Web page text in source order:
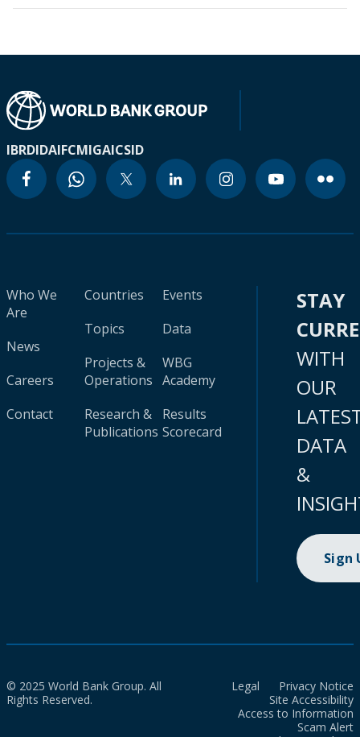
IBRDIDAIFCMIGAICSID
Who We
Are
News
Careers
Contact
Countries
Topics
Projects &
Operations
Research &
Publications
Events
Data
WBG
Academy
Results
Scorecard
STAY
WITH
OUR
DATA
&
Sign
© 2025 World Bank Group. All
Rights Reserved.
Legal
Privacy Notice
Site Accessibility
Access to Information
Scam Alert